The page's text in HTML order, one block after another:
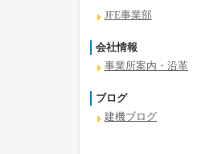
JFE事業部
会社情報
事業所案内・沿革
ブログ
建機ブログ